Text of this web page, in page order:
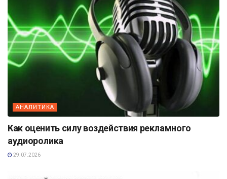
АНАЛИТИКА
Как оценить силу воздействия рекламного
аудиоролика
29.07.2026